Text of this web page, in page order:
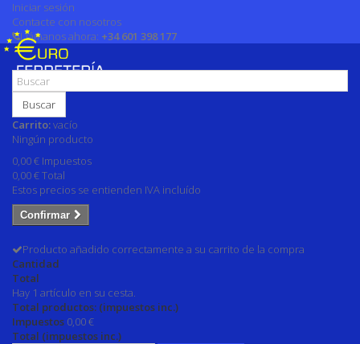
Iniciar sesión
Contacte con nosotros
Llámanos ahora: +34 601 398 177
Buscar
Carrito:vacío
Ningún producto
0,00 € Impuestos
0,00 €Total
Estos precios se entienden IVA incluído
Confirmar
Producto añadido correctamente a su carrito de la compra
Cantidad
Total
Hay 1 artículo en su cesta.
Total productos: (impuestos inc.)
Impuestos 0,00 €
Total (impuestos inc.)